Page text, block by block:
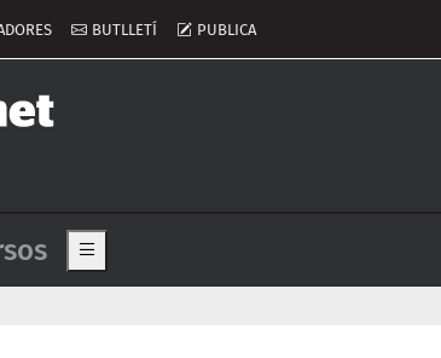
BUTLLETÍ PUBLICA
de l'encapçalament
Show main menu